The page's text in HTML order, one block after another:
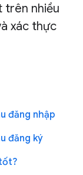
trên nhiều
xác thực
đăng nhập
đăng ký